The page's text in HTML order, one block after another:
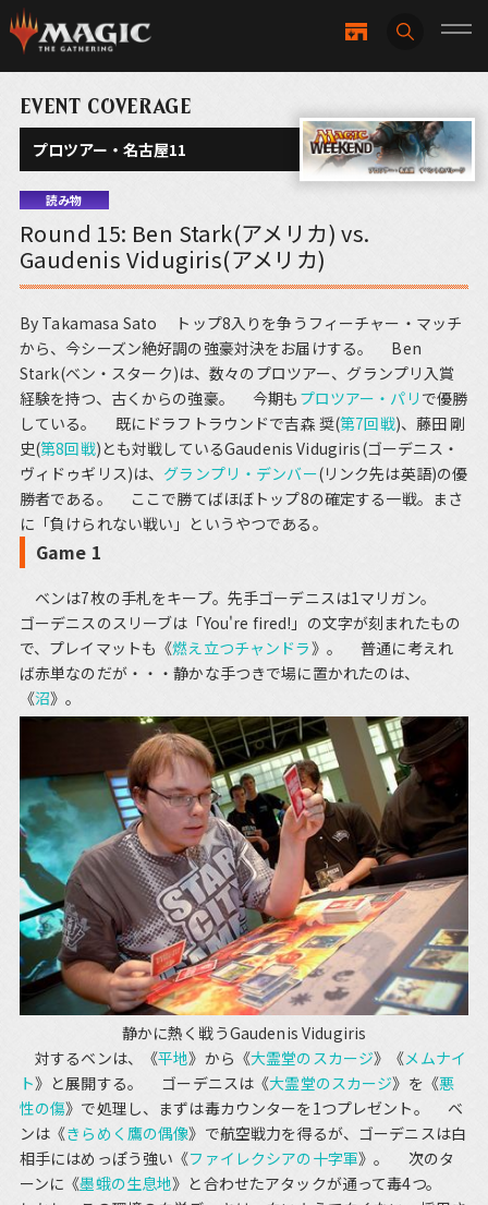
EVENT COVERAGE
プロツアー・名古屋11
読み物
Round 15: Ben Stark(アメリカ) vs.
Gaudenis Vidugiris(アメリカ)
By Takamasa Sato トップ8入りを争うフィーチャー・マッチ
から、今シーズン絶好調の強豪対決をお届けする。 Ben
Stark(ベン・スターク)は、数々のプロツアー、グランプリ入賞
経験を持つ、古くからの強豪。 今期も プロツアー・パリ で優勝
している。 既にドラフトラウンドで吉森 奨(第7回戦)、藤田 剛
史(第8回戦)とも対戦しているGaudenis Vidugiris(ゴーデニス・
ヴィドゥギリス)は、 グランプリ・デンバー(リンク先は英語)の優
勝者である。 ここで勝てばほぼトップ8の確定する一戦。まさ
に「負けられない戦い」というやつである。
Game 1
ベンは7枚の手札をキープ。先手ゴーデニスは1マリガン。
ゴーデニスのスリーブは「You're fired!」の文字が刻まれたもの
で、プレイマットも《燃え立つチャンドラ》。 普通に考えれ
ば赤単なのだが・・・静かな手つきで場に置かれたのは、
《沼》。
静かに熱く戦うGaudenis Vidugiris
対するベンは、《平地》から《大霊堂のスカージ》《メムナイ
ト》と展開する。 ゴーデニスは《大霊堂のスカージ》を《悪
性の傷》で処理し、まずは毒カウンターを1つプレゼント。 ベ
ンは《きらめく鷹の偶像》で航空戦力を得るが、ゴーデニスは白
相手にはめっぽう強い《ファイレクシアの十字軍》。 次のタ
ーンに《墨蛾の生息地》と合わせたアタックが通って毒4つ。